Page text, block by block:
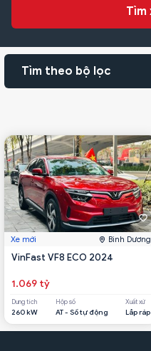
Tìm
Tìm theo bộ lọc
Xe mới Bình Dương
VinFast VF8 ECO 2024
1.069 tỷ
Dung tích
260 kW
Hộp số
AT - Số tự động
Xuất xứ
Lắp ráp